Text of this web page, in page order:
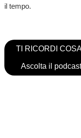
il tempo.
TI RICORDI
Ascolta il